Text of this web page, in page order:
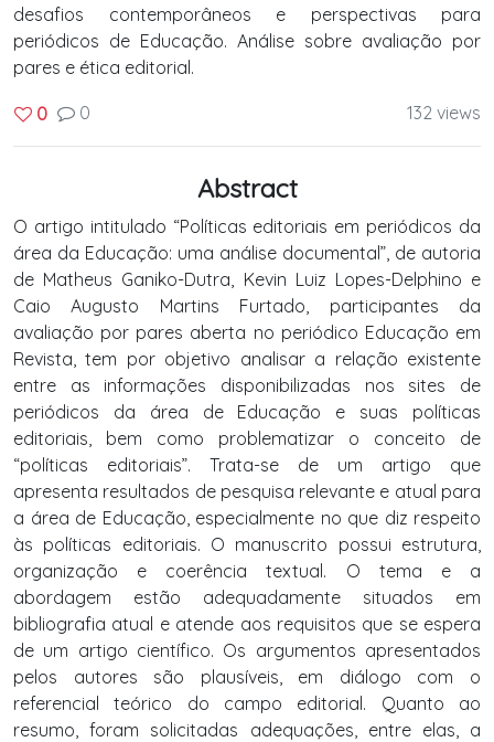
desafios contemporâneos e perspectivas para
periódicos de Educação. Análise sobre avaliação por
pares e ética editorial.
0 0 132 views
Abstract
O artigo intitulado “Políticas editoriais em periódicos da
área da Educação: uma análise documental”, de autoria
de Matheus Ganiko-Dutra, Kevin Luiz Lopes-Delphino e
Caio Augusto Martins Furtado, participantes da
avaliação por pares aberta no periódico Educação em
Revista, tem por objetivo analisar a relação existente
entre as informações disponibilizadas nos sites de
periódicos da área de Educação e suas políticas
editoriais, bem como problematizar o conceito de
“políticas editoriais”. Trata-se de um artigo que
apresenta resultados de pesquisa relevante e atual para
a área de Educação, especialmente no que diz respeito
às políticas editoriais. O manuscrito possui estrutura,
organização e coerência textual. O tema e a
abordagem estão adequadamente situados em
bibliografia atual e atende aos requisitos que se espera
de um artigo científico. Os argumentos apresentados
pelos autores são plausíveis, em diálogo com o
referencial teórico do campo editorial. Quanto ao
resumo, foram solicitadas adequações, entre elas, a